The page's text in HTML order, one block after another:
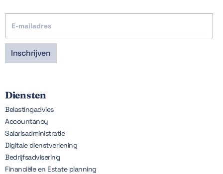
Diensten
Belastingadvies
Accountancy
Salarisadministratie
Digitale dienstverlening
Bedrijfsadvisering
Financiële en Estate planning